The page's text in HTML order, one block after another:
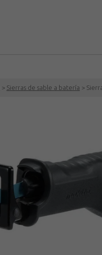
> Sierras de sable a batería >